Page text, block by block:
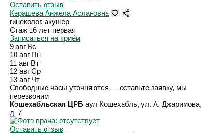
Оставить отзыв
Керашева Анжела Аслановна
гинеколог, акушер
Стаж 16 лет первая
Записаться на приём
9 авг Вс
10 авг Пн
11 авг Вт
12 авг Ср
13 авг Чт
Свободные часы уточняются — оставьте заявку, мы
перезвоним
Кошехабльская ЦРБ аул Кошехабль, ул. А. Джаримова,
д. 7
Оставить отзыв